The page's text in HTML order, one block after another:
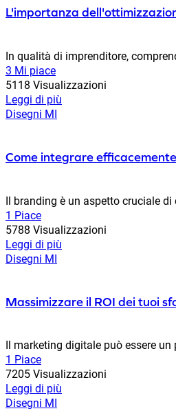
L'importanza
In qualità di imprenditore,
3 Mi piace
5118 Visualizzazioni
Leggi di più
Disegni MI
Come integrare
Il branding è un aspetto cruciale
1 Piace
5788 Visualizzazioni
Leggi di più
Disegni MI
Massimizzare il ROI dei tuoi
Il marketing digitale può essere
1 Piace
7205 Visualizzazioni
Leggi di più
Disegni MI